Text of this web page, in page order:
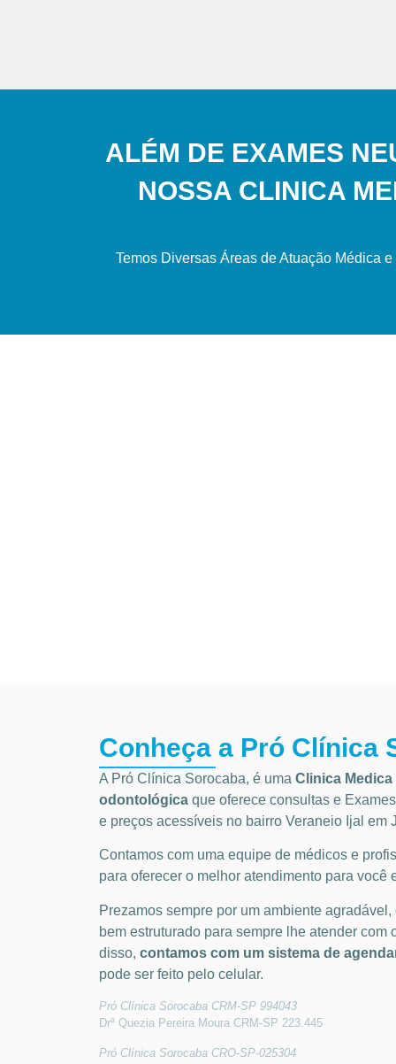
ALÉM DE EXAMES
NOSSA CLINICA
Temos Diversas Áreas de Atuação Médica
Conheça a Pró Clínica
A Pró Clínica Sorocaba, é uma Clinica
odontológica que oferece consultas e
e preços acessíveis no bairro Veraneio Ijal em
Contamos com uma equipe de médicos e
para oferecer o melhor atendimento para você
Prezamos sempre por um ambiente
bem estruturado para sempre lhe atender com
disso, contamos com um sistema de
pode ser feito pelo celular.
Pró Clínica Sorocaba CRM-SP 994043
Drª Quezia Pereira Moura CRM-SP 223.445
Pró Clínica Sorocaba CRO-SP-025304